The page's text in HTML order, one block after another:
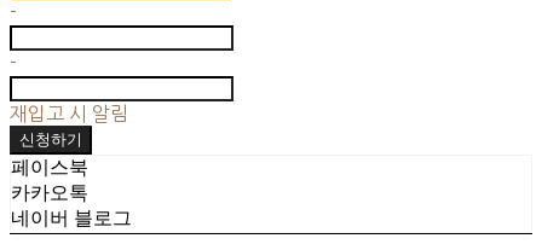
-
-
재입고 시 알림
신청하기
페이스북
카카오톡
네이버 블로그